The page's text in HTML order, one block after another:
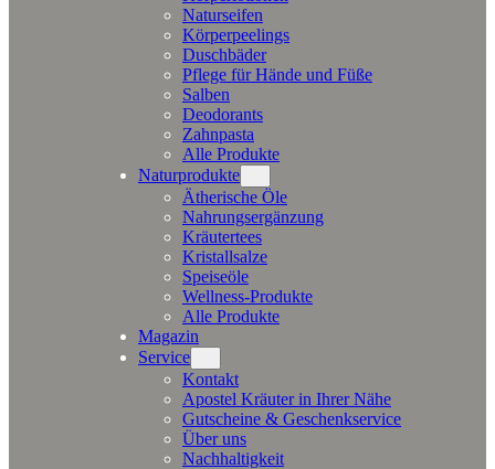
Naturseifen
Körperpeelings
Duschbäder
Pflege für Hände und Füße
Salben
Deodorants
Zahnpasta
Alle Produkte
Naturprodukte
Ätherische Öle
Nahrungsergänzung
Kräutertees
Kristallsalze
Speiseöle
Wellness-Produkte
Alle Produkte
Magazin
Service
Kontakt
Apostel Kräuter in Ihrer Nähe
Gutscheine & Geschenkservice
Über uns
Nachhaltigkeit